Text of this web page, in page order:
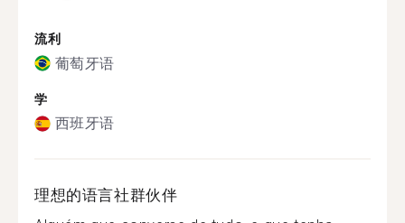
流利
葡萄牙语
学
西班牙语
理想的语言社群伙伴